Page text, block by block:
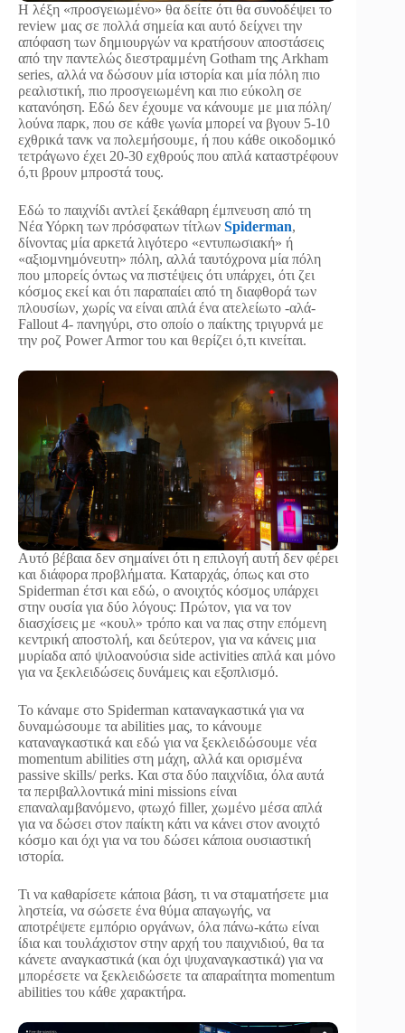
Η λέξη «προσγειωμένο» θα δείτε ότι θα συνοδέψει το
review μας σε πολλά σημεία και αυτό δείχνει την
απόφαση των δημιουργών να κρατήσουν αποστάσεις
από την παντελώς διεστραμμένη Gotham της Arkham
series, αλλά να δώσουν μία ιστορία και μία πόλη πιο
ρεαλιστική, πιο προσγειωμένη και πιο εύκολη σε
κατανόηση. Εδώ δεν έχουμε να κάνουμε με μια πόλη/
λούνα παρκ, που σε κάθε γωνία μπορεί να βγουν 5-10
εχθρικά τανκ να πολεμήσουμε, ή που κάθε οικοδομικό
τετράγωνο έχει 20-30 εχθρούς που απλά καταστρέφουν
ό,τι βρουν μπροστά τους.
Εδώ το παιχνίδι αντλεί ξεκάθαρη έμπνευση από τη
Νέα Υόρκη των πρόσφατων τίτλων Spiderman,
δίνοντας μία αρκετά λιγότερο «εντυπωσιακή» ή
«αξιομνημόνευτη» πόλη, αλλά ταυτόχρονα μία πόλη
που μπορείς όντως να πιστέψεις ότι υπάρχει, ότι ζει
κόσμος εκεί και ότι παραπαίει από τη διαφθορά των
πλουσίων, χωρίς να είναι απλά ένα ατελείωτο -αλά-
Fallout 4- πανηγύρι, στο οποίο ο παίκτης τριγυρνά με
την ροζ Power Armor του και θερίζει ό,τι κινείται.
Αυτό βέβαια δεν σημαίνει ότι η επιλογή αυτή δεν φέρει
και διάφορα προβλήματα. Καταρχάς, όπως και στο
Spiderman έτσι και εδώ, ο ανοιχτός κόσμος υπάρχει
στην ουσία για δύο λόγους: Πρώτον, για να τον
διασχίσεις με «κουλ» τρόπο και να πας στην επόμενη
κεντρική αποστολή, και δεύτερον, για να κάνεις μια
μυρίαδα από ψιλοανούσια side activities απλά και μόνο
για να ξεκλειδώσεις δυνάμεις και εξοπλισμό.
Το κάναμε στο Spiderman καταναγκαστικά για να
δυναμώσουμε τα abilities μας, το κάνουμε
καταναγκαστικά και εδώ για να ξεκλειδώσουμε νέα
momentum abilities στη μάχη, αλλά και ορισμένα
passive skills/ perks. Και στα δύο παιχνίδια, όλα αυτά
τα περιβαλλοντικά mini missions είναι
επαναλαμβανόμενο, φτωχό filler, χωμένο μέσα απλά
για να δώσει στον παίκτη κάτι να κάνει στον ανοιχτό
κόσμο και όχι για να του δώσει κάποια ουσιαστική
ιστορία.
Τι να καθαρίσετε κάποια βάση, τι να σταματήσετε μια
ληστεία, να σώσετε ένα θύμα απαγωγής, να
αποτρέψετε εμπόριο οργάνων, όλα πάνω-κάτω είναι
ίδια και τουλάχιστον στην αρχή του παιχνιδιού, θα τα
κάνετε αναγκαστικά (και όχι ψυχαναγκαστικά) για να
μπορέσετε να ξεκλειδώσετε τα απαραίτητα momentum
abilities του κάθε χαρακτήρα.